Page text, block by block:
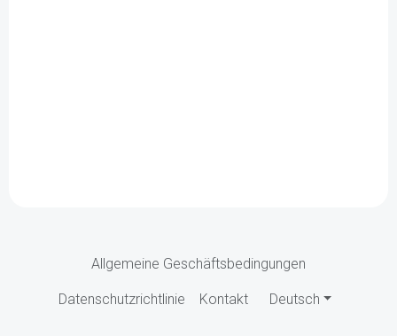
Allgemeine Geschäftsbedingungen
Datenschutzrichtlinie Kontakt Deutsch